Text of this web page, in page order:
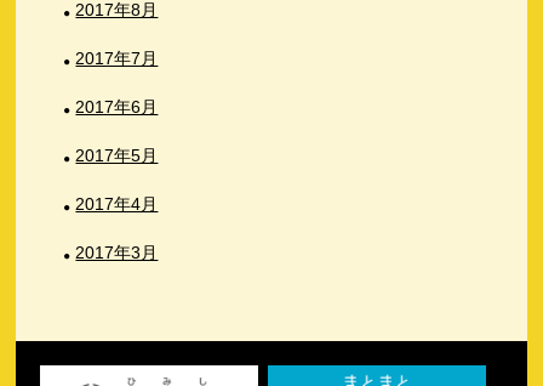
2017年8月
2017年7月
2017年6月
2017年5月
2017年4月
2017年3月